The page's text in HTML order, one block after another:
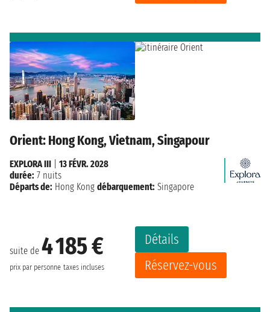
Orient: Hong Kong, Vietnam, Singapour
suite de 4 185 €
prix par personne taxes incluses
Détails
Réservez-vous
EXPLORA III
13 FÉVR. 2028
durée: 7 nuits
Départs de: Hong Kong débarquement: Singapore